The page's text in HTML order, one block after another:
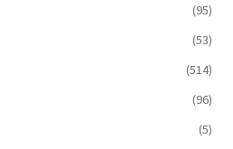
(95)
(53)
(514)
(96)
(5)